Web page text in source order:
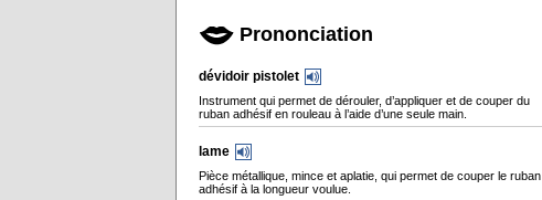
Prononciation
dévidoir pistolet
Instrument qui permet de dérouler, d’appliquer et de couper du
ruban adhésif en rouleau à l’aide d’une seule main.
lame
Pièce métallique, mince et aplatie, qui permet de couper le ruban
adhésif à la longueur voulue.